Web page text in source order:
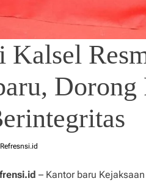
Kalsel
Dorong
Refresnsi.id
– Kantor baru